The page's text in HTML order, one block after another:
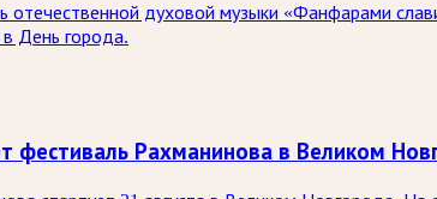
отечественной духовой музыки «Фанфарами
День города.
фестиваль Рахманинова в Великом